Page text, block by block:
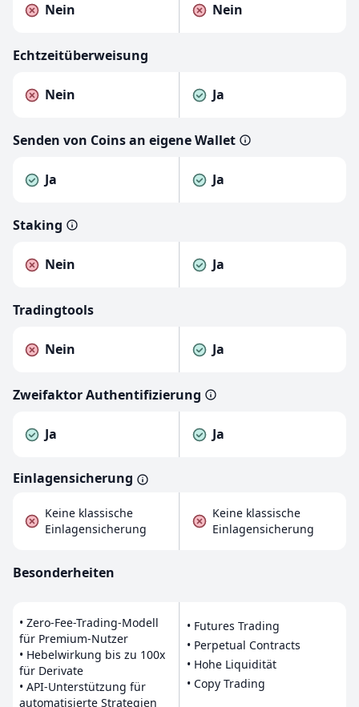
Nein Nein
Echtzeitüberweisung
Nein Ja
Senden von Coins an eigene Wallet
Ja Ja
Staking
Nein Ja
Tradingtools
Nein Ja
Zweifaktor Authentifizierung
Ja Ja
Einlagensicherung
Keine klassische
Einlagensicherung
Keine klassische
Einlagensicherung
Besonderheiten
• Zero-Fee-Trading-Modell
für Premium-Nutzer
• Hebelwirkung bis zu 100x
für Derivate
• API-Unterstützung für
automatisierte Strategien
• Futures Trading
• Perpetual Contracts
• Hohe Liquidität
• Copy Trading